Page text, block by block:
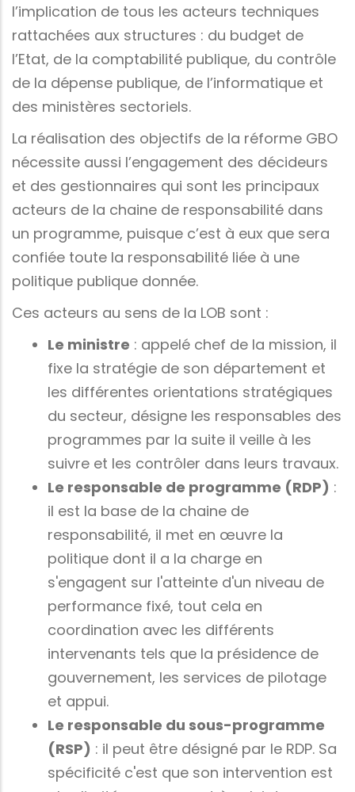
l’implication de tous les acteurs techniques
rattachées aux structures : du budget de
l’Etat, de la comptabilité publique, du contrôle
de la dépense publique, de l’informatique et
des ministères sectoriels.
La réalisation des objectifs de la réforme GBO
nécessite aussi l’engagement des décideurs
et des gestionnaires qui sont les principaux
acteurs de la chaine de responsabilité dans
un programme, puisque c’est à eux que sera
confiée toute la responsabilité liée à une
politique publique donnée.
Ces acteurs au sens de la LOB sont :
Le ministre : appelé chef de la mission, il
fixe la stratégie de son département et
les différentes orientations stratégiques
du secteur, désigne les responsables des
programmes par la suite il veille à les
suivre et les contrôler dans leurs travaux.
Le responsable de programme (RDP) :
il est la base de la chaine de
responsabilité, il met en œuvre la
politique dont il a la charge en
s'engagent sur l'atteinte d'un niveau de
performance fixé, tout cela en
coordination avec les différents
intervenants tels que la présidence de
gouvernement, les services de pilotage
et appui.
Le responsable du sous-programme
(RSP) : il peut être désigné par le RDP. Sa
spécificité c'est que son intervention est